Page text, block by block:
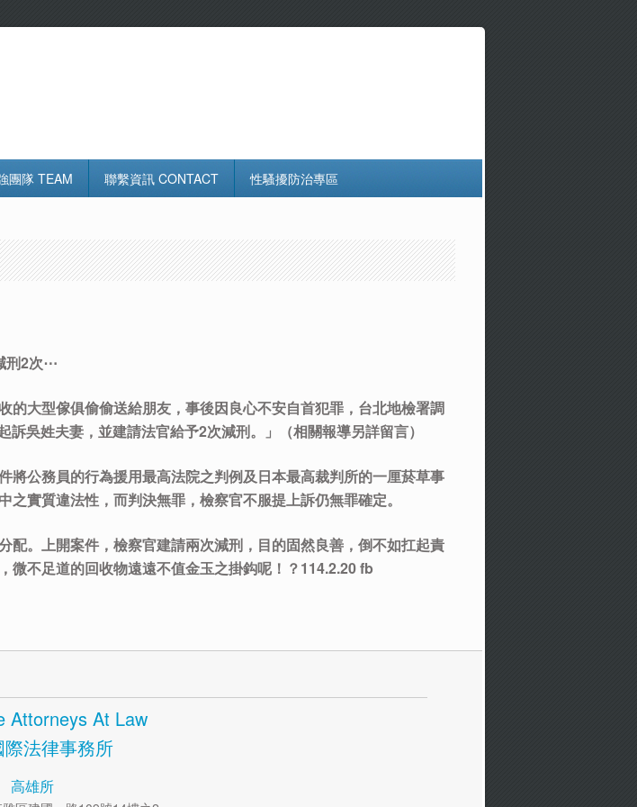
團隊 TEAM 聯繫資訊 CONTACT 性騷擾防治專區
刑2次⋯
的大型傢俱偷偷送給朋友，事後因良心不安自首犯罪，台北地檢署調
吳姓夫妻，並建請法官給予2次減刑。」（相關報導另詳留言）
公務員的行為援用最高法院之判例及日本最高裁判所的一厘菸草事
實質違法性，而判決無罪，檢察官不服提上訴仍無罪確定。
。上開案件，檢察官建請兩次減刑，目的固然良善，倒不如扛起責
微不足道的回收物遠遠不值金玉之掛鈎呢！？114.2.20 fb
Attorneys At Law
法律事務所
高雄所